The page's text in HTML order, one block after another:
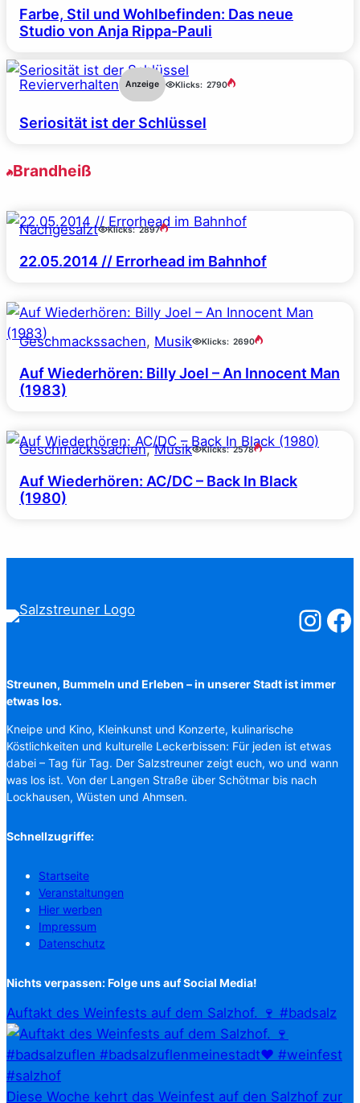
Farbe, Stil und Wohlbefinden: Das neue
Studio von Anja Rippa-Pauli
Revierverhalten Anzeige Klicks: 2790
Seriosität ist der Schlüssel
Brandheiß
Nachgesalzt Klicks: 2897
22.05.2014 // Errorhead im Bahnhof
Geschmackssachen, Musik Klicks: 2690
Auf Wiederhören: Billy Joel – An Innocent Man
(1983)
Geschmackssachen, Musik Klicks: 2578
Auf Wiederhören: AC/DC – Back In Black
(1980)
Streunen, Bummeln und Erleben – in unserer Stadt ist immer
etwas los.
Kneipe und Kino, Kleinkunst und Konzerte, kulinarische
Köstlichkeiten und kulturelle Leckerbissen: Für jeden ist etwas
dabei – Tag für Tag. Der Salzstreuner zeigt euch, wo und wann
was los ist. Von der Langen Straße über Schötmar bis nach
Lockhausen, Wüsten und Ahmsen.
Schnellzugriffe:
Startseite
Veranstaltungen
Hier werben
Impressum
Datenschutz
Nichts verpassen: Folge uns auf Social Media!
Auftakt des Weinfests auf dem Salzhof. 🍷 #badsalz
Diese Woche kehrt das Weinfest auf den Salzhof zur